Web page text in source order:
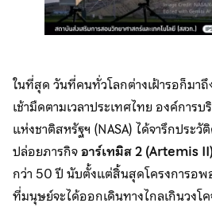
ในที่สุด วันที่คนทั่วโลกต่างเฝ้ารอก็มาถึ
เช้ามืดตามเวลาประเทศไทย องค์การ
แห่งชาติสหรัฐฯ (NASA) ได้จารึกประ
ปล่อยภารกิจอาร์เทมิส2 (Artemis
กว่า 50 ปี นับตั้งแต่สิ้นสุดโครงการอพ
ที่มนุษย์จะได้ออกเดินทางไกลเกินวงโ